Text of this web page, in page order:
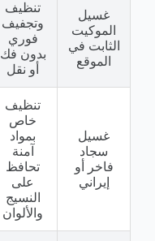
غسيل
الموكيت
الثابت في
الموقع
تنظيف
وتجفيف
فوري
بدون فك
أو نقل
غسيل
سجاد
فاخر أو
إيراني
تنظيف
خاص
بمواد
آمنة
تحافظ
على
النسيج
والألوان